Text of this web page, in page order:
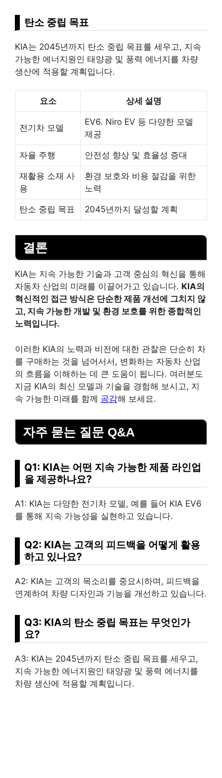
탄소 중립 목표
KIA는 2045년까지 탄소 중립 목표를 세우고, 지속
가능한 에너지원인 태양광 및 풍력 에너지를 차량
생산에 적용할 계획입니다.
요소 상세 설명
전기차 모델
EV6. Niro EV 등 다양한 모델
제공
자율 주행 안전성 향상 및 효율성 증대
재활용 소재 사
용
환경 보호와 비용 절감을 위한
노력
탄소 중립 목표 2045년까지 달성할 계획
결론
KIA는 지속 가능한 기술과 고객 중심의 혁신을 통해
자동차 산업의 미래를 이끌어가고 있습니다. KIA의
혁신적인 접근 방식은 단순한 제품 개선에 그치지 않
고, 지속 가능한 개발 및 환경 보호를 위한 종합적인
노력입니다.
이러한 KIA의 노력과 비전에 대한 관찰은 단순히 차
를 구매하는 것을 넘어서서, 변화하는 자동차 산업
의 흐름을 이해하는 데 큰 도움이 됩니다. 여러분도
지금 KIA의 최신 모델과 기술을 경험해 보시고, 지
속 가능한 미래를 함께 공감해 보세요.
자주 묻는 질문 Q&A
Q1: KIA는 어떤 지속 가능한 제품 라인업
을 제공하나요?
A1: KIA는 다양한 전기차 모델, 예를 들어 KIA EV6
를 통해 지속 가능성을 실현하고 있습니다.
Q2: KIA는 고객의 피드백을 어떻게 활용
하고 있나요?
A2: KIA는 고객의 목소리를 중요시하며, 피드백을
연계하여 차량 디자인과 기능을 개선하고 있습니다.
Q3: KIA의 탄소 중립 목표는 무엇인가
요?
A3: KIA는 2045년까지 탄소 중립 목표를 세우고,
지속 가능한 에너지원인 태양광 및 풍력 에너지를
차량 생산에 적용할 계획입니다.